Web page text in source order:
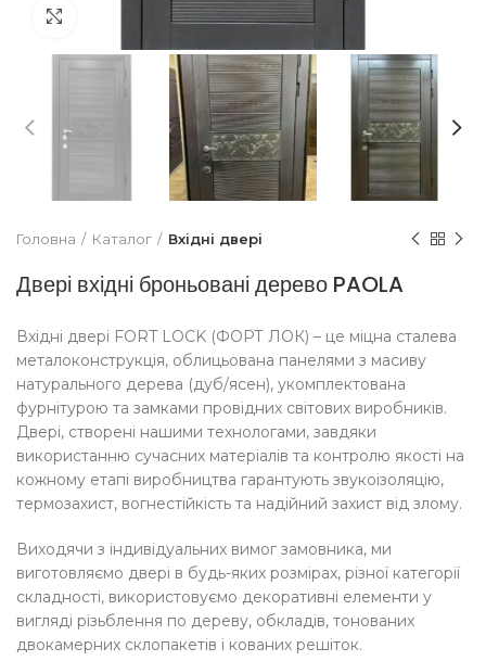
Головна Каталог Вхідні двері
Двері вхідні броньовані дерево PAOLA
Вхідні двері FORT LOCK (ФОРТ ЛОК) – це міцна сталева
металоконструкція, облицьована панелями з масиву
натурального дерева (дуб/ясен), укомплектована
фурнітурою та замками провідних світових виробників.
Двері, створені нашими технологами, завдяки
використанню сучасних матеріалів та контролю якості на
кожному етапі виробництва гарантують звукоізоляцію,
термозахист, вогнестійкість та надійний захист від злому.
Виходячи з індивідуальних вимог замовника, ми
виготовляємо двері в будь-яких розмірах, різної категорії
складності, використовуємо декоративні елементи у
вигляді різьблення по дереву, обкладів, тонованих
двокамерних склопакетів і кованих решіток.